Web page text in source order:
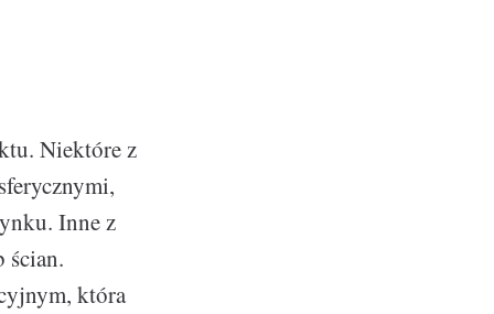
Niektóre z
Inne z
ścian.
która